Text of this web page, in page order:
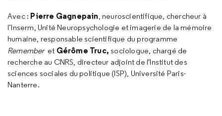
Avec : Pierre Gagnepain, neuroscientifique, chercheur à
l’Inserm, Unité Neuropsychologie et imagerie de la mémoire
humaine, responsable scientifique du programme
Rememberet Gérôme Truc, sociologue, chargé de
recherche au CNRS, directeur adjoint de l'Institut des
sciences sociales du politique (ISP), Université Paris-
Nanterre.